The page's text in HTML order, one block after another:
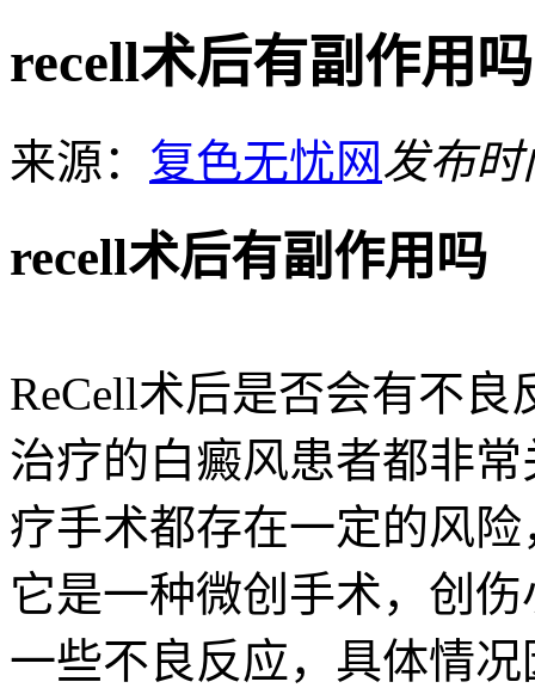
recell术后有副作用吗
来源： 复色无忧网发布时
recell术后有副作用吗
ReCell术后是否会有不
治疗的白癜风患者都非
疗手术都存在一定的风
它是一种微创手术，创
一些不良反应，具体情